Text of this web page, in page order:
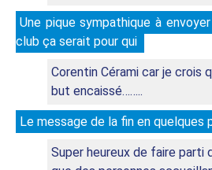
Une pique sympathique à
club ça serait pour qui
Corentin Cérami car je crois
but encaissé……..
Le message de la fin en quelques
Super heureux de faire parti